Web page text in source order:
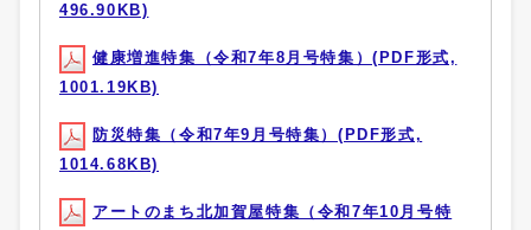
496.90KB)
健康増進特集（令和7年8月号特集）(PDF形式,
1001.19KB)
防災特集（令和7年9月号特集）(PDF形式,
1014.68KB)
アートのまち北加賀屋特集（令和7年10月号特